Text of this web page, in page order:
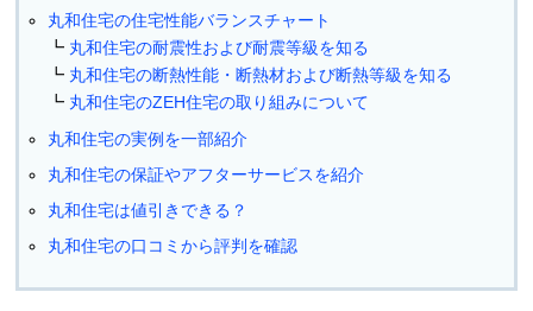
丸和住宅の住宅性能バランスチャート
丸和住宅の耐震性および耐震等級を知る
丸和住宅の断熱性能・断熱材および断熱等級を知る
丸和住宅のZEH住宅の取り組みについて
丸和住宅の実例を一部紹介
丸和住宅の保証やアフターサービスを紹介
丸和住宅は値引きできる？
丸和住宅の口コミから評判を確認